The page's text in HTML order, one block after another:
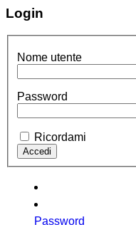
Login
Nome utente
Password
Ricordami
Password